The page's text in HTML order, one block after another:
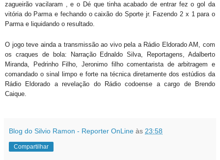
zagueirão vacilaram , e o Dé que tinha acabado de entrar fez o gol da
vitória do Parma e fechando o caixão do Sporte jr. Fazendo 2 x 1 para o
Parma e liquidando o resultado.
O jogo teve ainda a transmissão ao vivo pela a Rádio Eldorado AM, com
os craques de bola: Narração Ednaldo Silva, Reportagens, Adalberto
Miranda, Pedrinho Filho, Jeronimo filho comentarista de arbitragem e
comandado o sinal limpo e forte na técnica diretamente dos estúdios da
Rádio Eldorado a revelação do Rádio codoense a cargo de Brendo
Caique.
Blog do Silvio Ramon - Reporter OnLine às 23:58
Compartilhar